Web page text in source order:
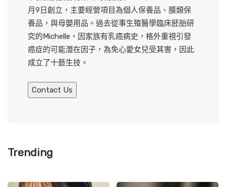
月9日創立，主要經營項目為個人保養品、膜類保
養品，與母嬰用品。過去從事生殖醫學臨床胚胎研
究的Michelle，因家族有乳癌病史，格外重視引發
癌症的可能潛在因子，為免心愛女兒受其害，因此
成立了十藝生技。
Contact Us
Trending